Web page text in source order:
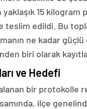
yaklaşık 15 kilogram
teslim edildi. Bu
ne kadar
biri olarak
ve Hedefi
bir protokolle
ilçe